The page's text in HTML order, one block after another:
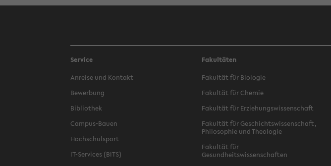
Service
Anreise und Kontakt
Bewerbung
Bibliothek
Campus-Bauen
Hochschulsport
IT-Services (BITS)
Fakultäten
Fakultät für Biologie
Fakultät für Chemie
Fakultät für Erziehungswissenschaft
Fakultät für Geschichtswissenschaft,
Philosophie und Theologie
Fakultät für
Gesundheitswissenschaften